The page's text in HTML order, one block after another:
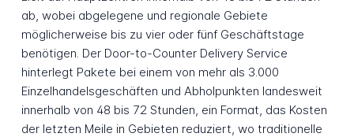
ab, wobei abgelegene und regionale Gebiete
möglicherweise bis zu vier oder fünf Geschäftstage
benötigen. Der Door-to-Counter Delivery Service
hinterlegt Pakete bei einem von mehr als 3.000
Einzelhandelsgeschäften und Abholpunkten landesweit
innerhalb von 48 bis 72 Stunden, ein Format, das Kosten
der letzten Meile in Gebieten reduziert, wo traditionelle